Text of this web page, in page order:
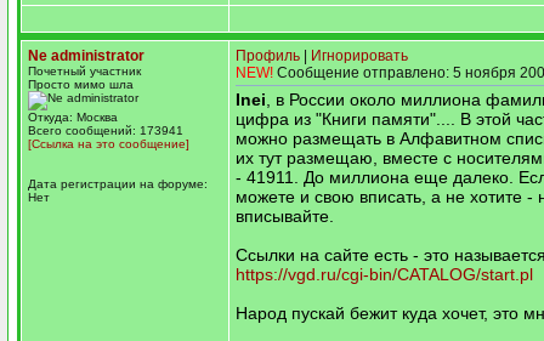
Ne administrator
Почетный участник
Просто мимо шла
Откуда: Москва
Всего сообщений: 173941
[Ссылка на это сообщение]
Дата регистрации на форуме:
Нет
Профиль
Игнорировать
NEW! Сообщение отправлено: 5 ноября
Inei , в России около миллиона
цифра из "Книги памяти".... В этой
можно размещать в Алфавитном
их тут размещаю, вместе с
- 41911. До миллиона еще далеко.
можете и свою вписать, а не хотите -
вписывайте.
Ссылки на сайте есть - это
https://vgd.ru/cgi-bin/CATALOG/start.pl
Народ пускай бежит куда хочет, это